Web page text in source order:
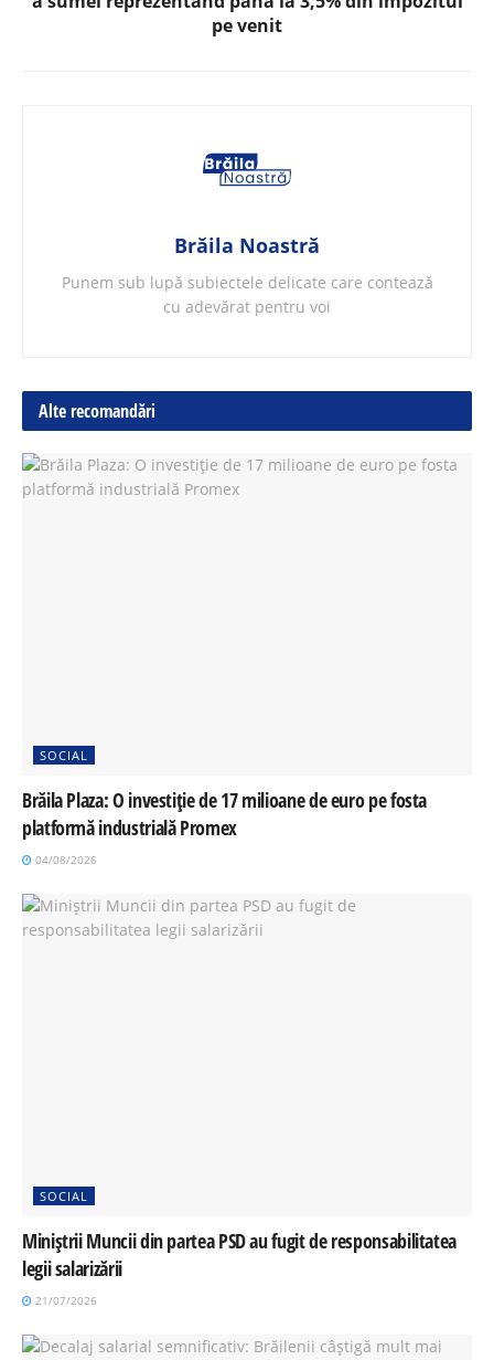
pe venit
Brăila Noastră
Punem sub lupă subiectele delicate care contează
cu adevărat pentru voi
Alte recomandări
SOCIAL
Brăila Plaza: O investiție de 17 milioane de euro pe fosta
platformă industrială Promex
04/08/2026
SOCIAL
Miniștrii Muncii din partea PSD au fugit de responsabilitatea
legii salarizării
21/07/2026